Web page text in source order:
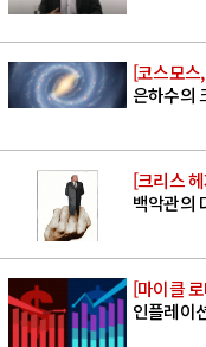
[코스모스
은하수의
[크리스
백악관의
[마이클
인플레이